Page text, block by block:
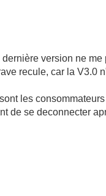
version ne
recule, car la V3.0
les
de se deconnecter